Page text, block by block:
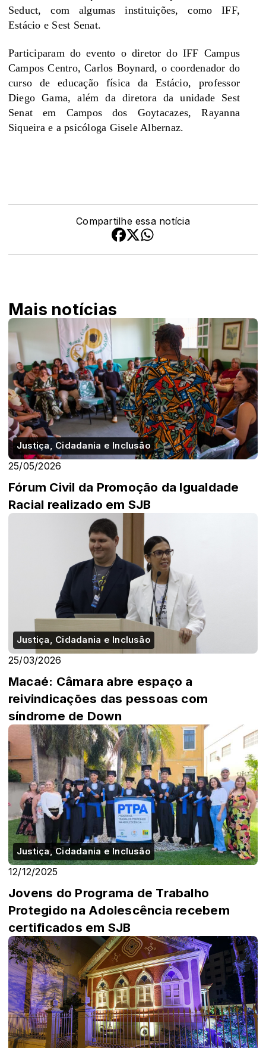
Seduct, com algumas instituições, como IFF,
Estácio e Sest Senat.
Participaram do evento o diretor do IFF Campus
Campos Centro, Carlos Boynard, o coordenador do
curso de educação física da Estácio, professor
Diego Gama, além da diretora da unidade Sest
Senat em Campos dos Goytacazes, Rayanna
Siqueira e a psicóloga Gisele Albernaz.
Compartilhe essa notícia
Mais notícias
Justiça, Cidadania e Inclusão
25/05/2026
Fórum Civil da Promoção da Igualdade
Racial realizado em SJB
Justiça, Cidadania e Inclusão
25/03/2026
Macaé: Câmara abre espaço a
reivindicações das pessoas com
síndrome de Down
Justiça, Cidadania e Inclusão
12/12/2025
Jovens do Programa de Trabalho
Protegido na Adolescência recebem
certificados em SJB